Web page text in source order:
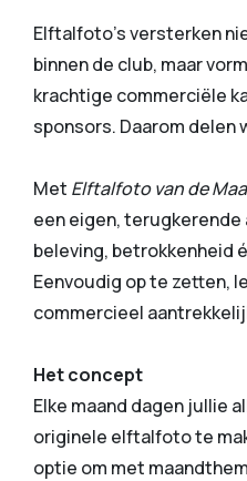
Elftalfoto’s versterken
binnen de club, maar
krachtige commerciële
sponsors. Daarom delen
Met Elftalfoto van de
een eigen,
beleving, betrokkenheid
Eenvoudig op te zetten,
commercieel
Het concept
Elke maand dagen jullie
originele elftalfoto te
optie om met